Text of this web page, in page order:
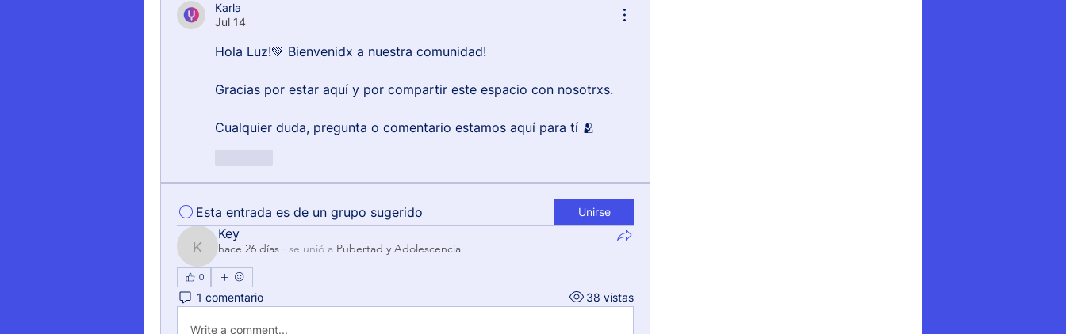
Karla
Jul 14
Hola Luz!💚 Bienvenidx a nuestra comunidad!
Gracias por estar aquí y por compartir este espacio con nosotrxs.
Cualquier duda, pregunta o comentario estamos aquí para tí 🫂
Esta entrada es de un grupo sugerido Unirse
Key
Key
hace 26 días · se unió a Pubertad y Adolescencia
0
1 comentario 38 vistas
Write a comment...